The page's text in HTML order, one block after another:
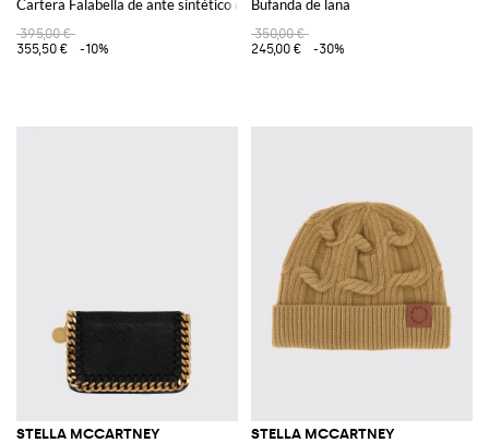
Cartera Falabella de ante sintético craquelado
395,00 €
355,50 €
-10%
Bufanda de lana
350,00 €
245,00 €
-30%
STELLA MCCARTNEY STELLA MCCARTNEY